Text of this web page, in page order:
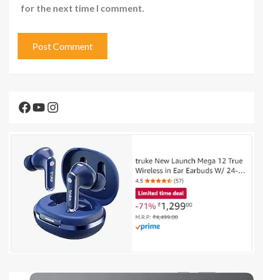
for the next time I comment.
Facebook
YouTube
Instagram